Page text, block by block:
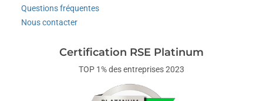
Questions fréquentes
Nous contacter
Certification RSE Platinum
TOP 1% des entreprises 2023